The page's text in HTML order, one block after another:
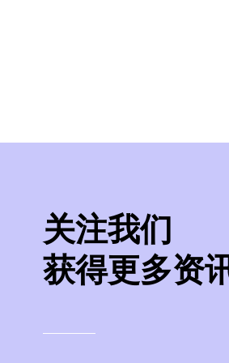
​关注我们
获得更多资